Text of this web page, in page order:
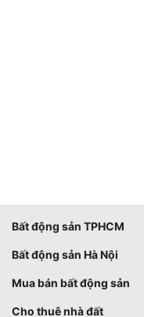
Bất động sản TPHCM
Bất động sản Hà Nội
Mua bán bất động sản
Cho thuê nhà đất